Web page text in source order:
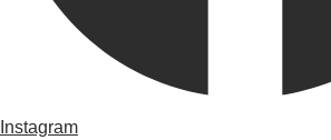
Instagram